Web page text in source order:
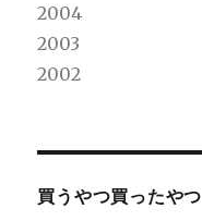
2004
2003
2002
買うやつ買ったやつ